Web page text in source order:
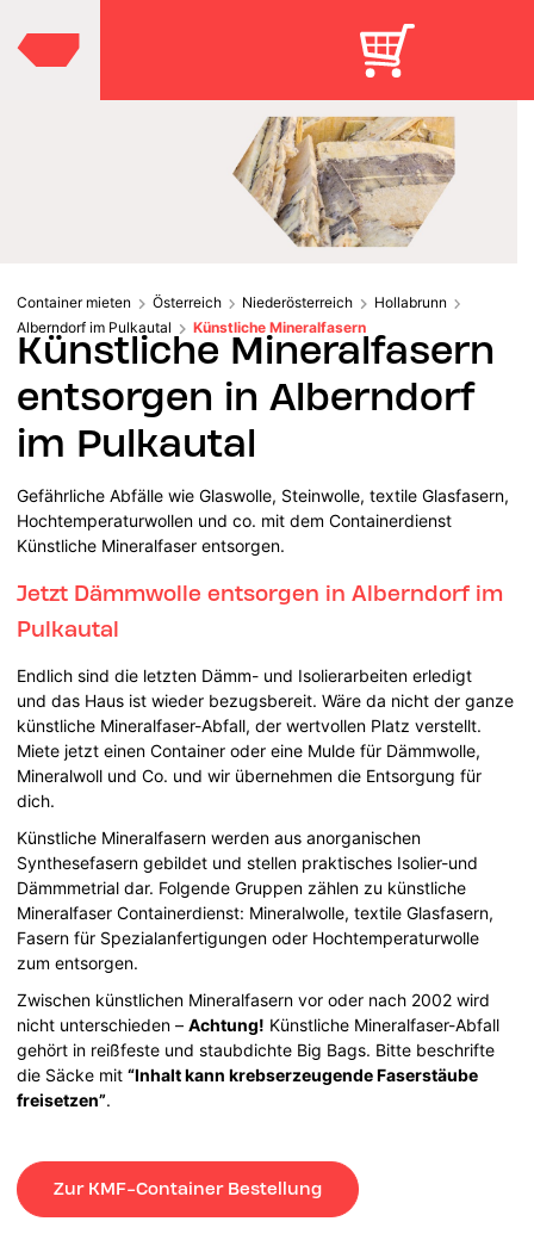
Container mieten Österreich Niederösterreich
Hollabrunn
Alberndorf im Pulkautal
Künstliche Mineralfasern
Künstliche Mineralfasern
entsorgen in Alberndorf
im Pulkautal
Gefährliche Abfälle wie Glaswolle, Steinwolle, textile Glasfasern,
Hochtemperaturwollen und co. mit dem Containerdienst
Künstliche Mineralfaser entsorgen.
Jetzt Dämmwolle entsorgen in Alberndorf im
Pulkautal
Endlich sind die letzten Dämm- und Isolierarbeiten erledigt
und das Haus ist wieder bezugsbereit. Wäre da nicht der ganze
künstliche Mineralfaser-Abfall, der wertvollen Platz verstellt.
Miete jetzt einen Container oder eine Mulde für Dämmwolle,
Mineralwoll und Co. und wir übernehmen die Entsorgung für
dich.
Künstliche Mineralfasern werden aus anorganischen
Synthesefasern gebildet und stellen praktisches Isolier-und
Dämmmetrial dar. Folgende Gruppen zählen zu künstliche
Mineralfaser Containerdienst: Mineralwolle, textile Glasfasern,
Fasern für Spezialanfertigungen oder Hochtemperaturwolle
zum entsorgen.
Zwischen künstlichen Mineralfasern vor oder nach 2002 wird
nicht unterschieden –Achtung! Künstliche Mineralfaser-Abfall
gehört in reißfeste und staubdichte Big Bags. Bitte beschrifte
die Säcke mit“Inhalt kann krebserzeugende Faserstäube
freisetzen”.
Zur KMF-Container Bestellung